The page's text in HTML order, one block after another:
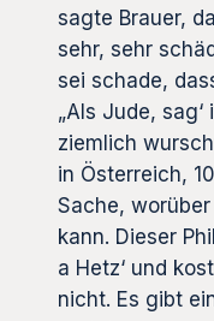
sagte Brauer,
sehr, sehr
sei schade,
„Als Jude,
ziemlich
in Österreich,
Sache,
kann. Dieser
a Hetz‘ und
nicht. Es gibt